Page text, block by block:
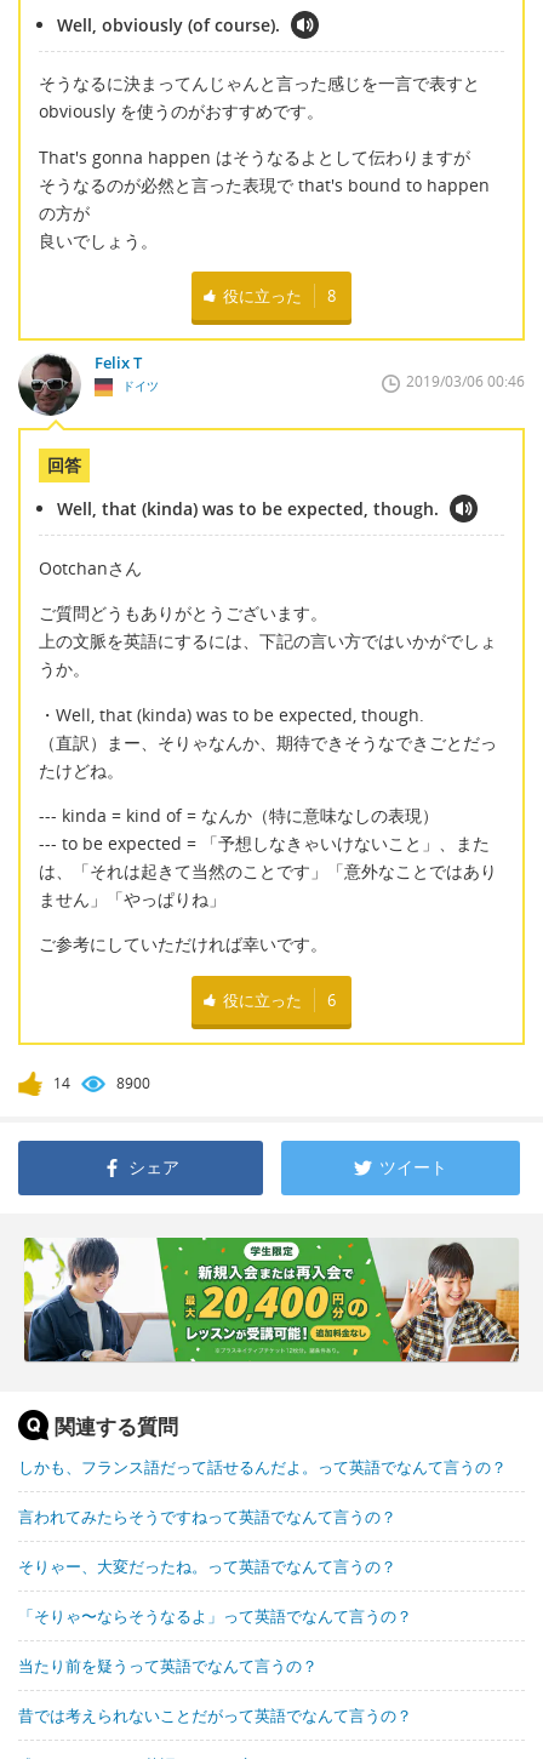
Well, obviously (of course).
そうなるに決まってんじゃんと言った感じを一言で表すと
obviously を使うのがおすすめです。
That's gonna happen はそうなるよとして伝わりますが
そうなるのが必然と言った表現で that's bound to happen
の方が
良いでしょう。
役に立った 8
Felix T
ドイツ 2019/03/06 00:46
回答
Well, that (kinda) was to be expected, though.
Ootchanさん
ご質問どうもありがとうございます。
上の文脈を英語にするには、下記の言い方ではいかがでしょ
うか。
・Well, that (kinda) was to be expected, though.
（直訳）まー、そりゃなんか、期待できそうなできごとだっ
たけどね。
--- kinda = kind of = なんか（特に意味なしの表現）
--- to be expected = 「予想しなきゃいけないこと」、また
は、「それは起きて当然のことです」「意外なことではあり
ません」「やっぱりね」
ご参考にしていただければ幸いです。
役に立った 6
14 8900
シェア ツイート
関連する質問
しかも、フランス語だって話せるんだよ。って英語でなんて言うの？
言われてみたらそうですねって英語でなんて言うの？
そりゃー、大変だったね。って英語でなんて言うの？
「そりゃ〜ならそうなるよ」って英語でなんて言うの？
当たり前を疑うって英語でなんて言うの？
昔では考えられないことだがって英語でなんて言うの？